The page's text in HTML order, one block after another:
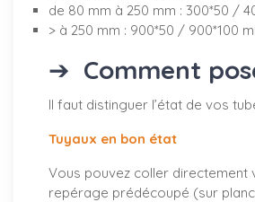
de 80 mm à 250 mm : 300*50 /
> à 250 mm : 900*50 / 900*100
➔ Comment
Il faut distinguer l’état de vos
Tuyaux en bon état
Vous pouvez coller directement
repérage prédécoupé (sur